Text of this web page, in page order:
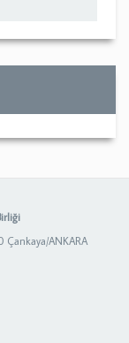
Çankaya/ANKARA